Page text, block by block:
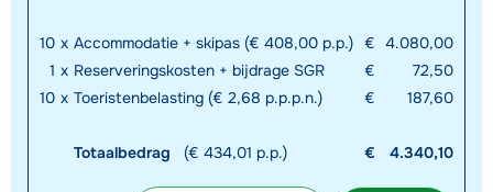
10 x Accommodatie + skipas (€ 408,00 p.p.) € 4.080,00
1 x Reserveringskosten + bijdrage SGR €
72,50
10 x Toeristenbelasting (€ 2,68 p.p.p.n.) € 187,60
Totaalbedrag (€ 434,01 p.p.) € 4.340,10